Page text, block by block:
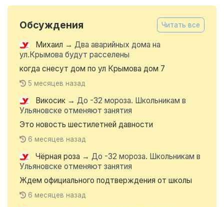
Обсуждения Читать все
Михаил → Два аварийных дома на
ул.Крымова будут расселены
когда снесут дом по ул Крымова дом 7
5 месяцев назад
Викосик → До -32 мороза. Школьникам в
Ульяновске отменяют занятия
Это новость шестилетней давности
6 месяцев назад
Чёрная роза → До -32 мороза. Школьникам в
Ульяновске отменяют занятия
Ждем официального подтверждения от школы
6 месяцев назад